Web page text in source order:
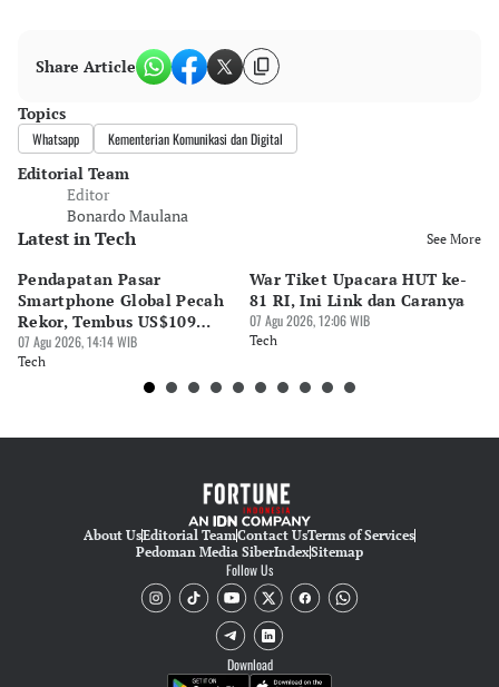
Share Article
Topics
Whatsapp Kementerian Komunikasi dan Digital
Editorial Team
Editor
Bonardo Maulana
Latest in Tech See More
Pendapatan Pasar
Smartphone Global Pecah
Rekor, Tembus US$109
Miliar
07 Agu 2026, 14:14 WIB
Tech
War Tiket Upacara HUT ke-
81 RI, Ini Link dan Caranya
07 Agu 2026, 12:06 WIB
Tech
About UsEditorial TeamContact UsTerms of Services
Pedoman Media SiberIndexSitemap
Follow Us
Download